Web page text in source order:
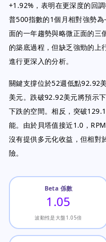
+1.92%，表明在更深度的回
普500指數的1個月相對強勢
面的一年趨勢與略微正面的三
的築底過程，但缺乏強勁的上
進行更深入的分析。
關鍵支撐位於52週低點92.92
美元。跌破92.92美元將預示
下跌的空間。相反，突破
能。由於貝塔值接近1.0，
沒有提供多元化收益，但相對
險。
Beta 係數
1.05
波動性是大盤1.05倍